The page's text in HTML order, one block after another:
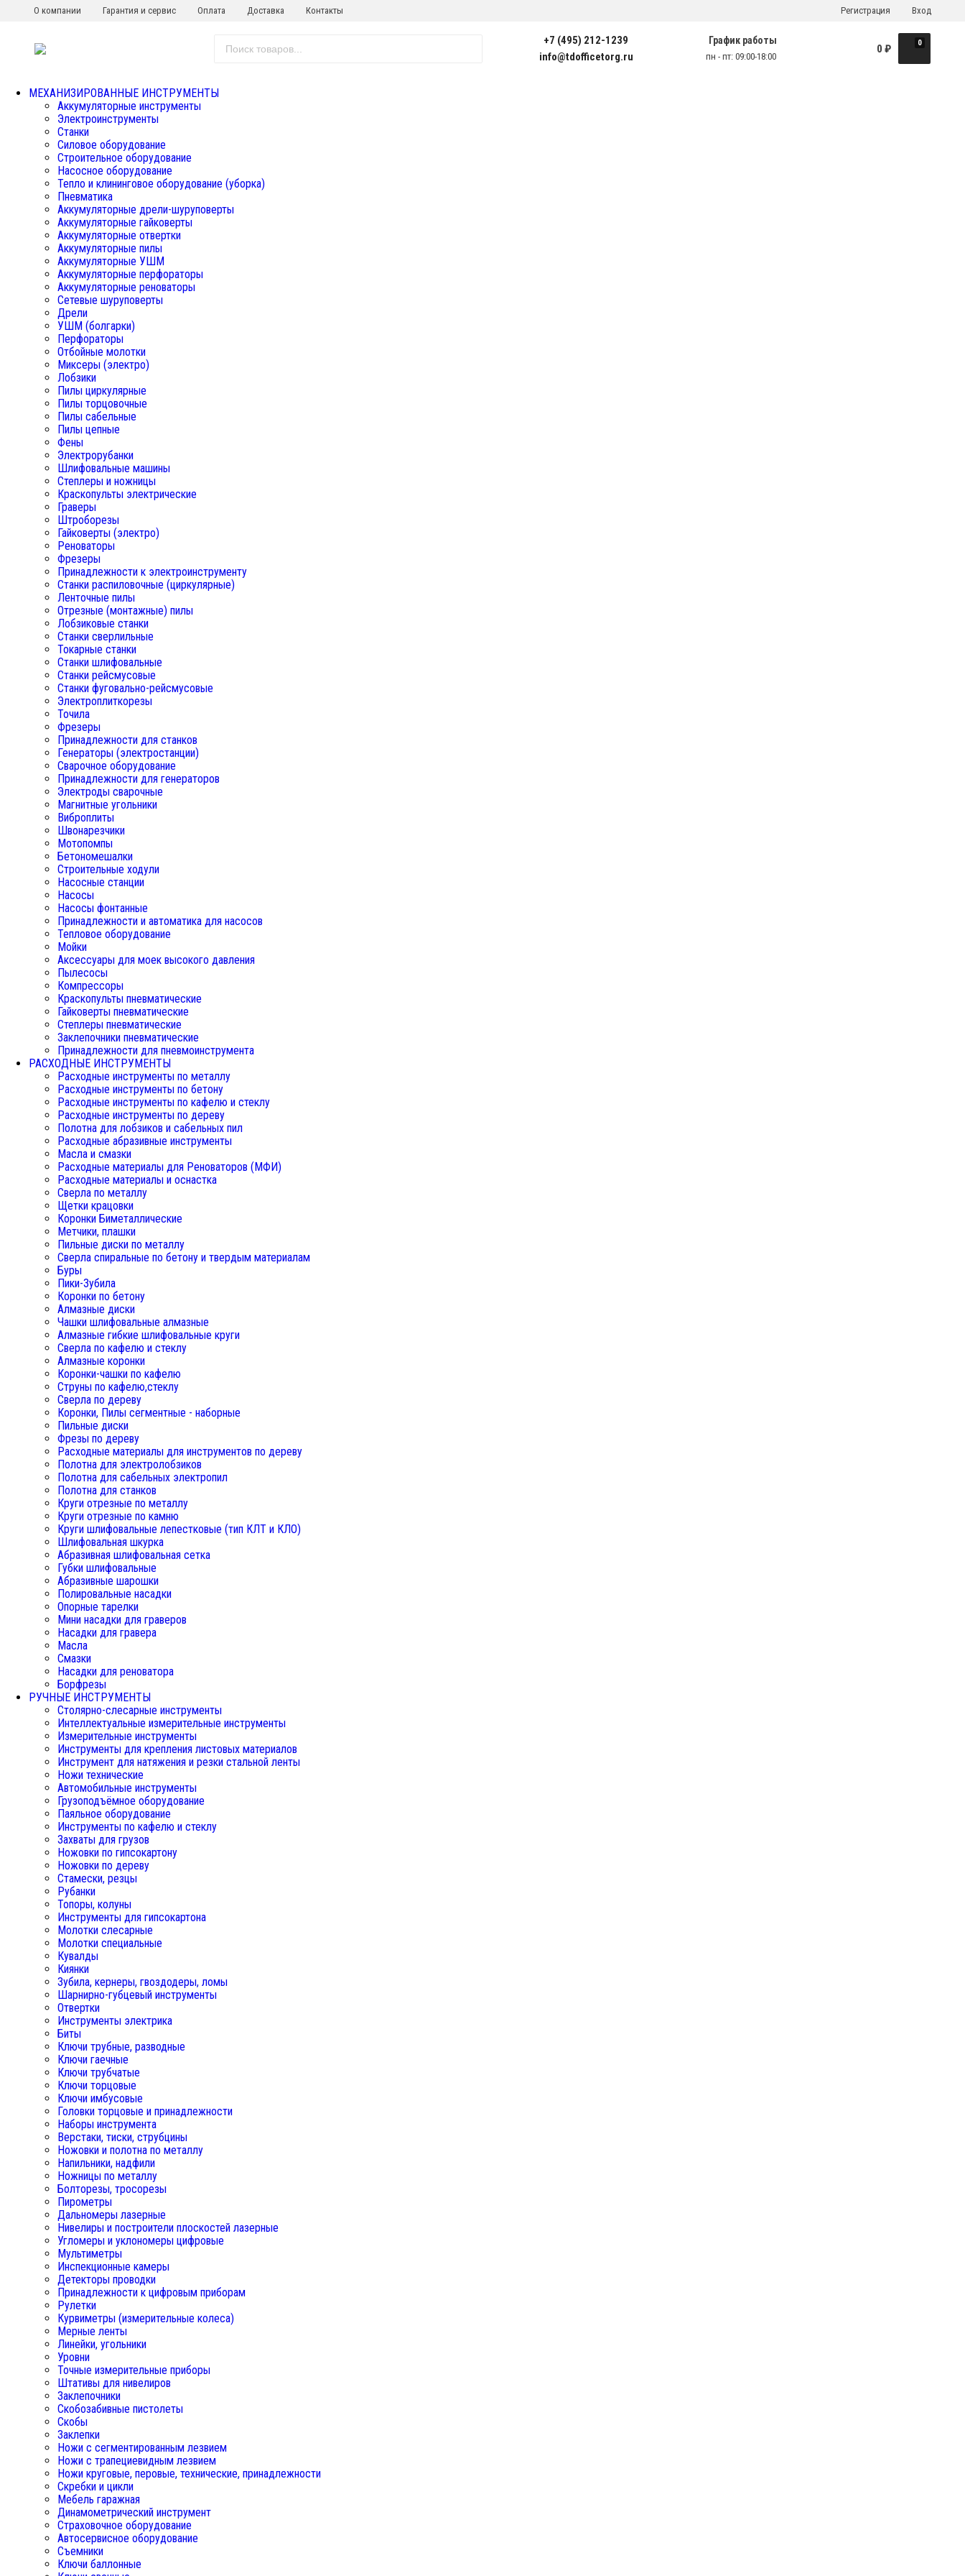
О компании Гарантия и сервис Оплата Доставка Контакты Регистрация Вход
+7 (495) 212-1239
info@tdofficetorg.ru
График работы
пн - пт: 09:00-18:00
0
0 ₽
МЕХАНИЗИРОВАННЫЕ ИНСТРУМЕНТЫ
Аккумуляторные инструменты
Электроинструменты
Станки
Силовое оборудование
Строительное оборудование
Насосное оборудование
Тепло и клининговое оборудование (уборка)
Пневматика
Аккумуляторные дрели-шуруповерты
Аккумуляторные гайковерты
Аккумуляторные отвертки
Аккумуляторные пилы
Аккумуляторные УШМ
Аккумуляторные перфораторы
Аккумуляторные реноваторы
Сетевые шуруповерты
Дрели
УШМ (болгарки)
Перфораторы
Отбойные молотки
Миксеры (электро)
Лобзики
Пилы циркулярные
Пилы торцовочные
Пилы сабельные
Пилы цепные
Фены
Электрорубанки
Шлифовальные машины
Степлеры и ножницы
Краскопульты электрические
Граверы
Штроборезы
Гайковерты (электро)
Реноваторы
Фрезеры
Принадлежности к электроинструменту
Станки распиловочные (циркулярные)
Ленточные пилы
Отрезные (монтажные) пилы
Лобзиковые станки
Станки сверлильные
Токарные станки
Станки шлифовальные
Станки рейсмусовые
Станки фуговально-рейсмусовые
Электроплиткорезы
Точила
Фрезеры
Принадлежности для станков
Генераторы (электростанции)
Сварочное оборудование
Принадлежности для генераторов
Электроды сварочные
Магнитные угольники
Виброплиты
Швонарезчики
Мотопомпы
Бетономешалки
Строительные ходули
Насосные станции
Насосы
Насосы фонтанные
Принадлежности и автоматика для насосов
Тепловое оборудование
Мойки
Аксессуары для моек высокого давления
Пылесосы
Компрессоры
Краскопульты пневматические
Гайковерты пневматические
Степлеры пневматические
Заклепочники пневматические
Принадлежности для пневмоинструмента
РАСХОДНЫЕ ИНСТРУМЕНТЫ
Расходные инструменты по металлу
Расходные инструменты по бетону
Расходные инструменты по кафелю и стеклу
Расходные инструменты по дереву
Полотна для лобзиков и сабельных пил
Расходные абразивные инструменты
Масла и смазки
Расходные материалы для Реноваторов (МФИ)
Расходные материалы и оснастка
Сверла по металлу
Щетки крацовки
Коронки Биметаллические
Метчики, плашки
Пильные диски по металлу
Сверла спиральные по бетону и твердым материалам
Буры
Пики-Зубила
Коронки по бетону
Алмазные диски
Чашки шлифовальные алмазные
Алмазные гибкие шлифовальные круги
Сверла по кафелю и стеклу
Алмазные коронки
Коронки-чашки по кафелю
Струны по кафелю,стеклу
Сверла по дереву
Коронки, Пилы сегментные - наборные
Пильные диски
Фрезы по дереву
Расходные материалы для инструментов по дереву
Полотна для электролобзиков
Полотна для сабельных электропил
Полотна для станков
Круги отрезные по металлу
Круги отрезные по камню
Круги шлифовальные лепестковые (тип КЛТ и КЛО)
Шлифовальная шкурка
Абразивная шлифовальная сетка
Губки шлифовальные
Абразивные шарошки
Полировальные насадки
Опорные тарелки
Мини насадки для граверов
Насадки для гравера
Масла
Смазки
Насадки для реноватора
Борфрезы
РУЧНЫЕ ИНСТРУМЕНТЫ
Столярно-слесарные инструменты
Интеллектуальные измерительные инструменты
Измерительные инструменты
Инструменты для крепления листовых материалов
Инструмент для натяжения и резки стальной ленты
Ножи технические
Автомобильные инструменты
Грузоподъёмное оборудование
Паяльное оборудование
Инструменты по кафелю и стеклу
Захваты для грузов
Ножовки по гипсокартону
Ножовки по дереву
Стамески, резцы
Рубанки
Топоры, колуны
Инструменты для гипсокартона
Молотки слесарные
Молотки специальные
Кувалды
Киянки
Зубила, кернеры, гвоздодеры, ломы
Шарнирно-губцевый инструменты
Отвертки
Инструменты электрика
Биты
Ключи трубные, разводные
Ключи гаечные
Ключи трубчатые
Ключи торцовые
Ключи имбусовые
Головки торцовые и принадлежности
Наборы инструмента
Верстаки, тиски, струбцины
Ножовки и полотна по металлу
Напильники, надфили
Ножницы по металлу
Болторезы, тросорезы
Пирометры
Дальномеры лазерные
Нивелиры и построители плоскостей лазерные
Угломеры и уклономеры цифровые
Мультиметры
Инспекционные камеры
Детекторы проводки
Принадлежности к цифровым приборам
Рулетки
Курвиметры (измерительные колеса)
Мерные ленты
Линейки, угольники
Уровни
Точные измерительные приборы
Штативы для нивелиров
Заклепочники
Скобозабивные пистолеты
Скобы
Заклепки
Ножи с сегментированным лезвием
Ножи с трапециевидным лезвием
Ножи круговые, перовые, технические, принадлежности
Скребки и цикли
Мебель гаражная
Динамометрический инструмент
Страховочное оборудование
Автосервисное оборудование
Съемники
Ключи баллонные